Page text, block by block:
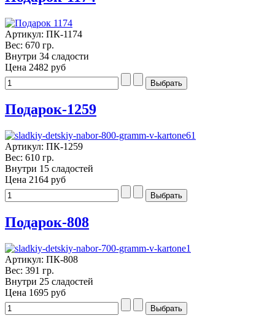
Артикул: ПК-1174
Вес: 670 гр.
Внутри 34 сладости
Цена 2482 руб
Подарок-1259
Артикул: ПК-1259
Вес: 610 гр.
Внутри 15 сладостей
Цена 2164 руб
Подарок-808
Артикул: ПК-808
Вес: 391 гр.
Внутри 25 сладостей
Цена 1695 руб